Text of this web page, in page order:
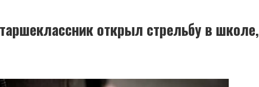
открыл стрельбу в школе,